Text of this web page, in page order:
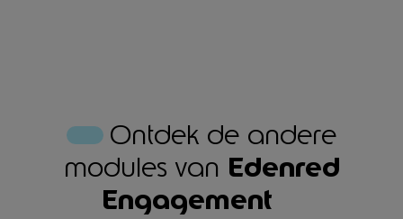
Ontdek de andere
modules van Edenred
Engagement